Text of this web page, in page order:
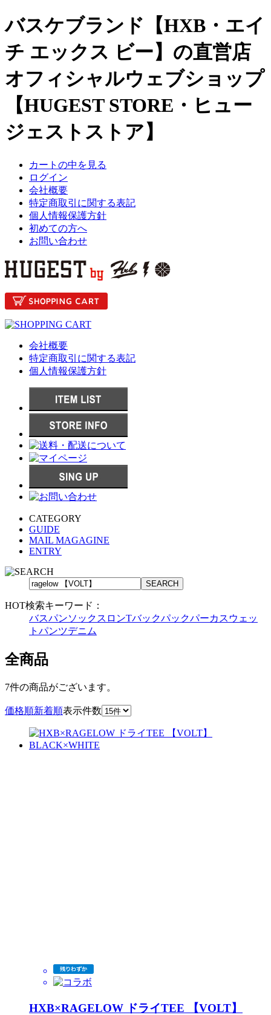
バスケブランド【HXB・エイ
チ エックス ビー】の直営店
オフィシャルウェブショップ
【HUGEST STORE・ヒュー
ジェストストア】
カートの中を見る
ログイン
会社概要
特定商取引に関する表記
個人情報保護方針
初めての方へ
お問い合わせ
会社概要
特定商取引に関する表記
個人情報保護方針
CATEGORY
GUIDE
MAIL MAGAGINE
ENTRY
HOT検索キーワード：
バスパンソックス ロンTバックパックパーカ スウェッ
トパンツデニム
全商品
7件の商品がございます。
価格順新着順表示件数
HXB×RAGELOW ドライTEE 【VOLT】